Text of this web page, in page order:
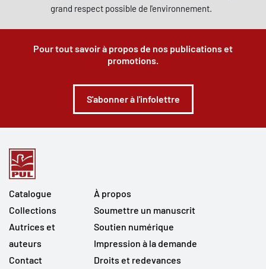
grand respect possible de l'environnement.
Pour tout savoir à propos de nos publications et
promotions.
S'abonner à l'infolettre
Catalogue
Collections
Autrices et
auteurs
Contact
À propos
Soumettre un manuscrit
Soutien numérique
Impression à la demande
Droits et redevances